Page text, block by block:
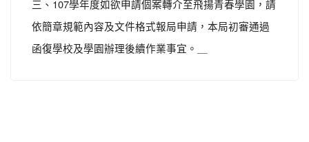
三、107學年度如欲申請個案轉介至飛揚青春學園，請
依簡章規範內容及文件格式報局申請，本局初審通過
函復學校及學園辦理後續作業事宜。＿